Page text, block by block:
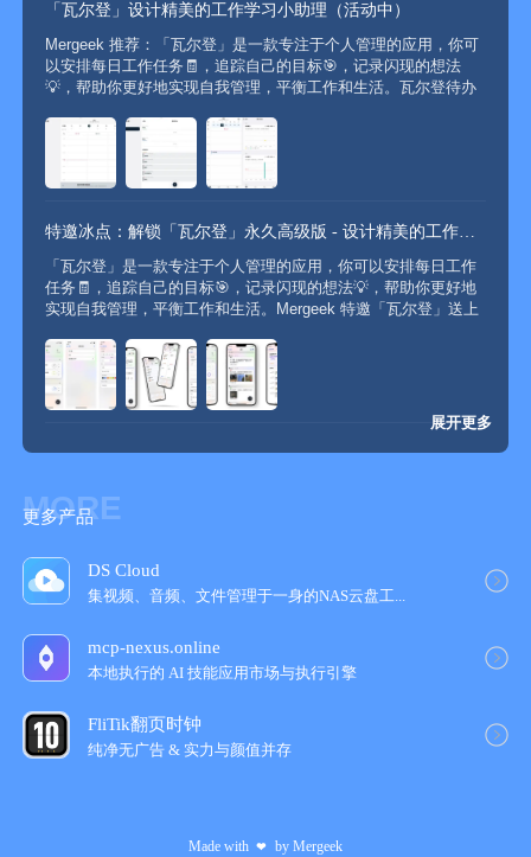
「瓦尔登」设计精美的工作学习小助理（活动中）
Mergeek 推荐：「瓦尔登」是一款专注于个人管理的应用，你可
以安排每日工作任务🧾，追踪自己的目标🎯，记录闪现的想法
💡，帮助你更好地实现自我管理，平衡工作和生活。瓦尔登待办
• 800+ 评分入选 App St...
「瓦尔登」是一款专注于个人管理的应用，你可以安排每日工作
任务🧾，追踪自己的目标🎯，记录闪现的想法💡，帮助你更好地
实现自我管理，平衡工作和生活。Mergeek 特邀「瓦尔登」送上
点” 。「Mergeek 特邀冰点」是 Mergeek 邀请应...
展开更多
MORE
更多产品
DS Cloud
集视频、音频、文件管理于一身的NAS云盘工‪...
mcp-nexus.online
本地执行的 AI 技能应用市场与执行引擎
FliTik翻页时钟
纯净无广告 & 实力与颜值并‪存‬
Made with ❤ by Mergeek